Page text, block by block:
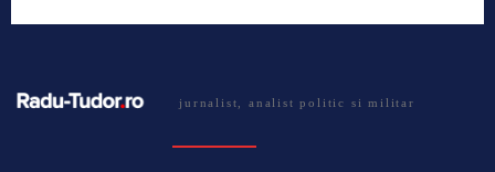
jurnalist, analist politic si militar